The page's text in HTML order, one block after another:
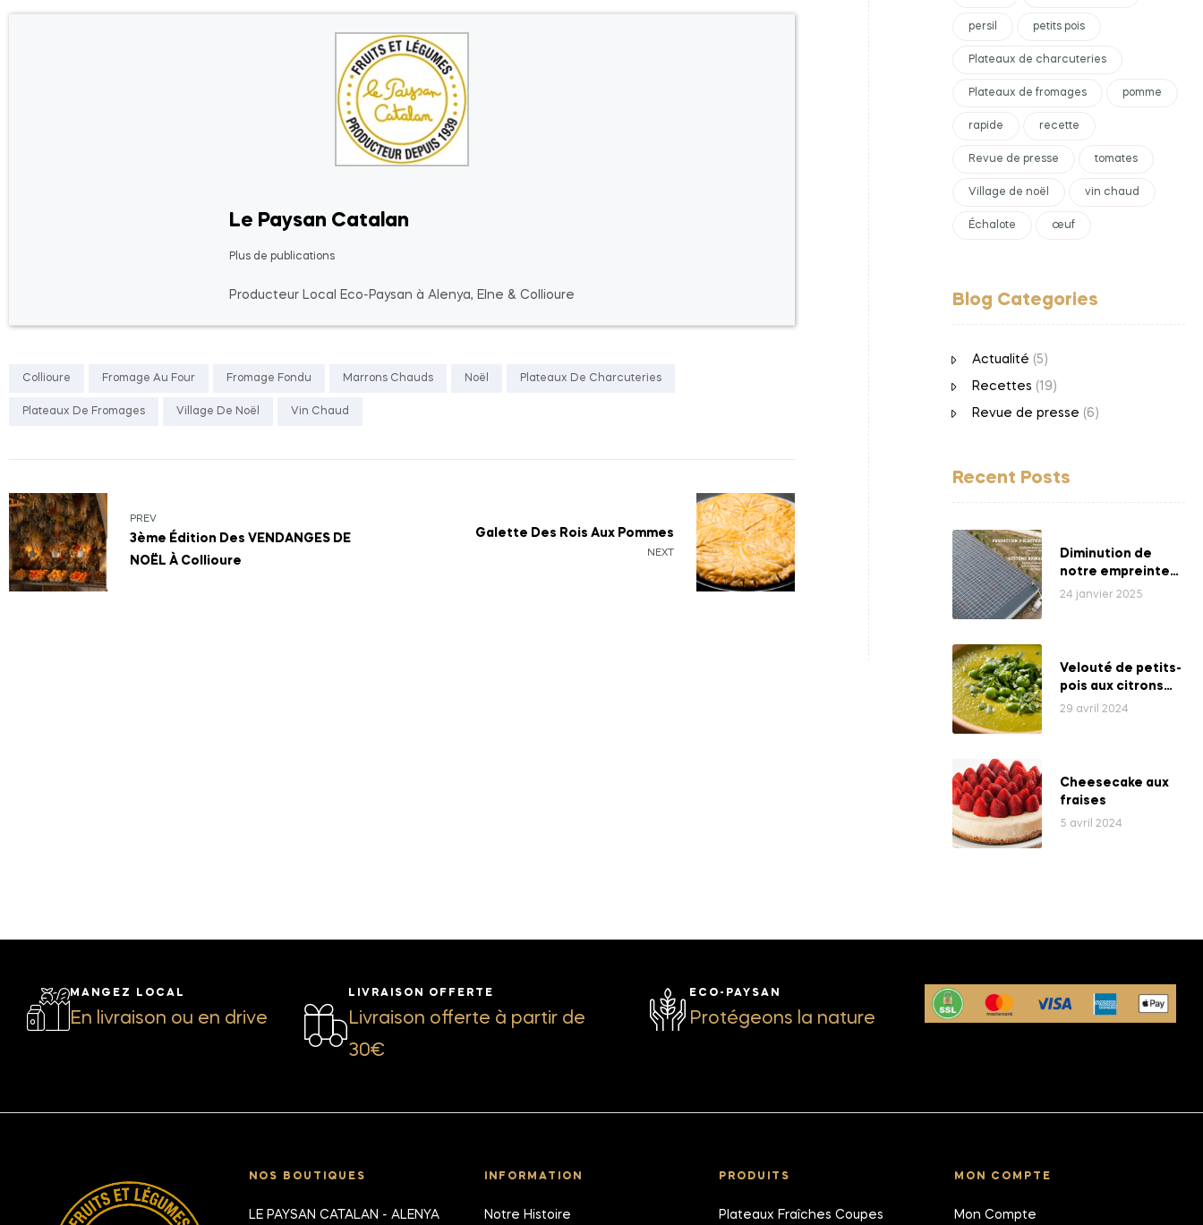
Le Paysan Catalan
Plus de publications
Producteur Local Eco-Paysan à Alenya, Elne & Collioure
Collioure Fromage Au Four Fromage Fondu Marrons Chauds Noël Plateaux De Charcuteries
Plateaux De Fromages Village De Noël Vin Chaud
PREV
3ème Édition Des VENDANGES DE
NOËL À Collioure
NEXT
Galette Des Rois Aux Pommes
persil petits pois
Plateaux de charcuteries
Plateaux de fromages pomme
rapide recette
Revue de presse tomates
Village de noël vin chaud
Échalote œuf
Blog Categories
Actualité (5)
Recettes (19)
Revue de presse (6)
Recent Posts
Diminution de
notre empreinte
énergétique
24 janvier 2025
Velouté de petits-
pois aux citrons
bio
29 avril 2024
Cheesecake aux
fraises
5 avril 2024
MANGEZ LOCAL
En livraison ou en drive
LIVRAISON OFFERTE
Livraison offerte à partir de
30€
ECO-PAYSAN
Protégeons la nature
NOS BOUTIQUES
LE PAYSAN CATALAN - ALENYA
INFORMATION
Notre Histoire
PRODUITS
Plateaux Fraîches Coupes
MON COMPTE
Mon Compte